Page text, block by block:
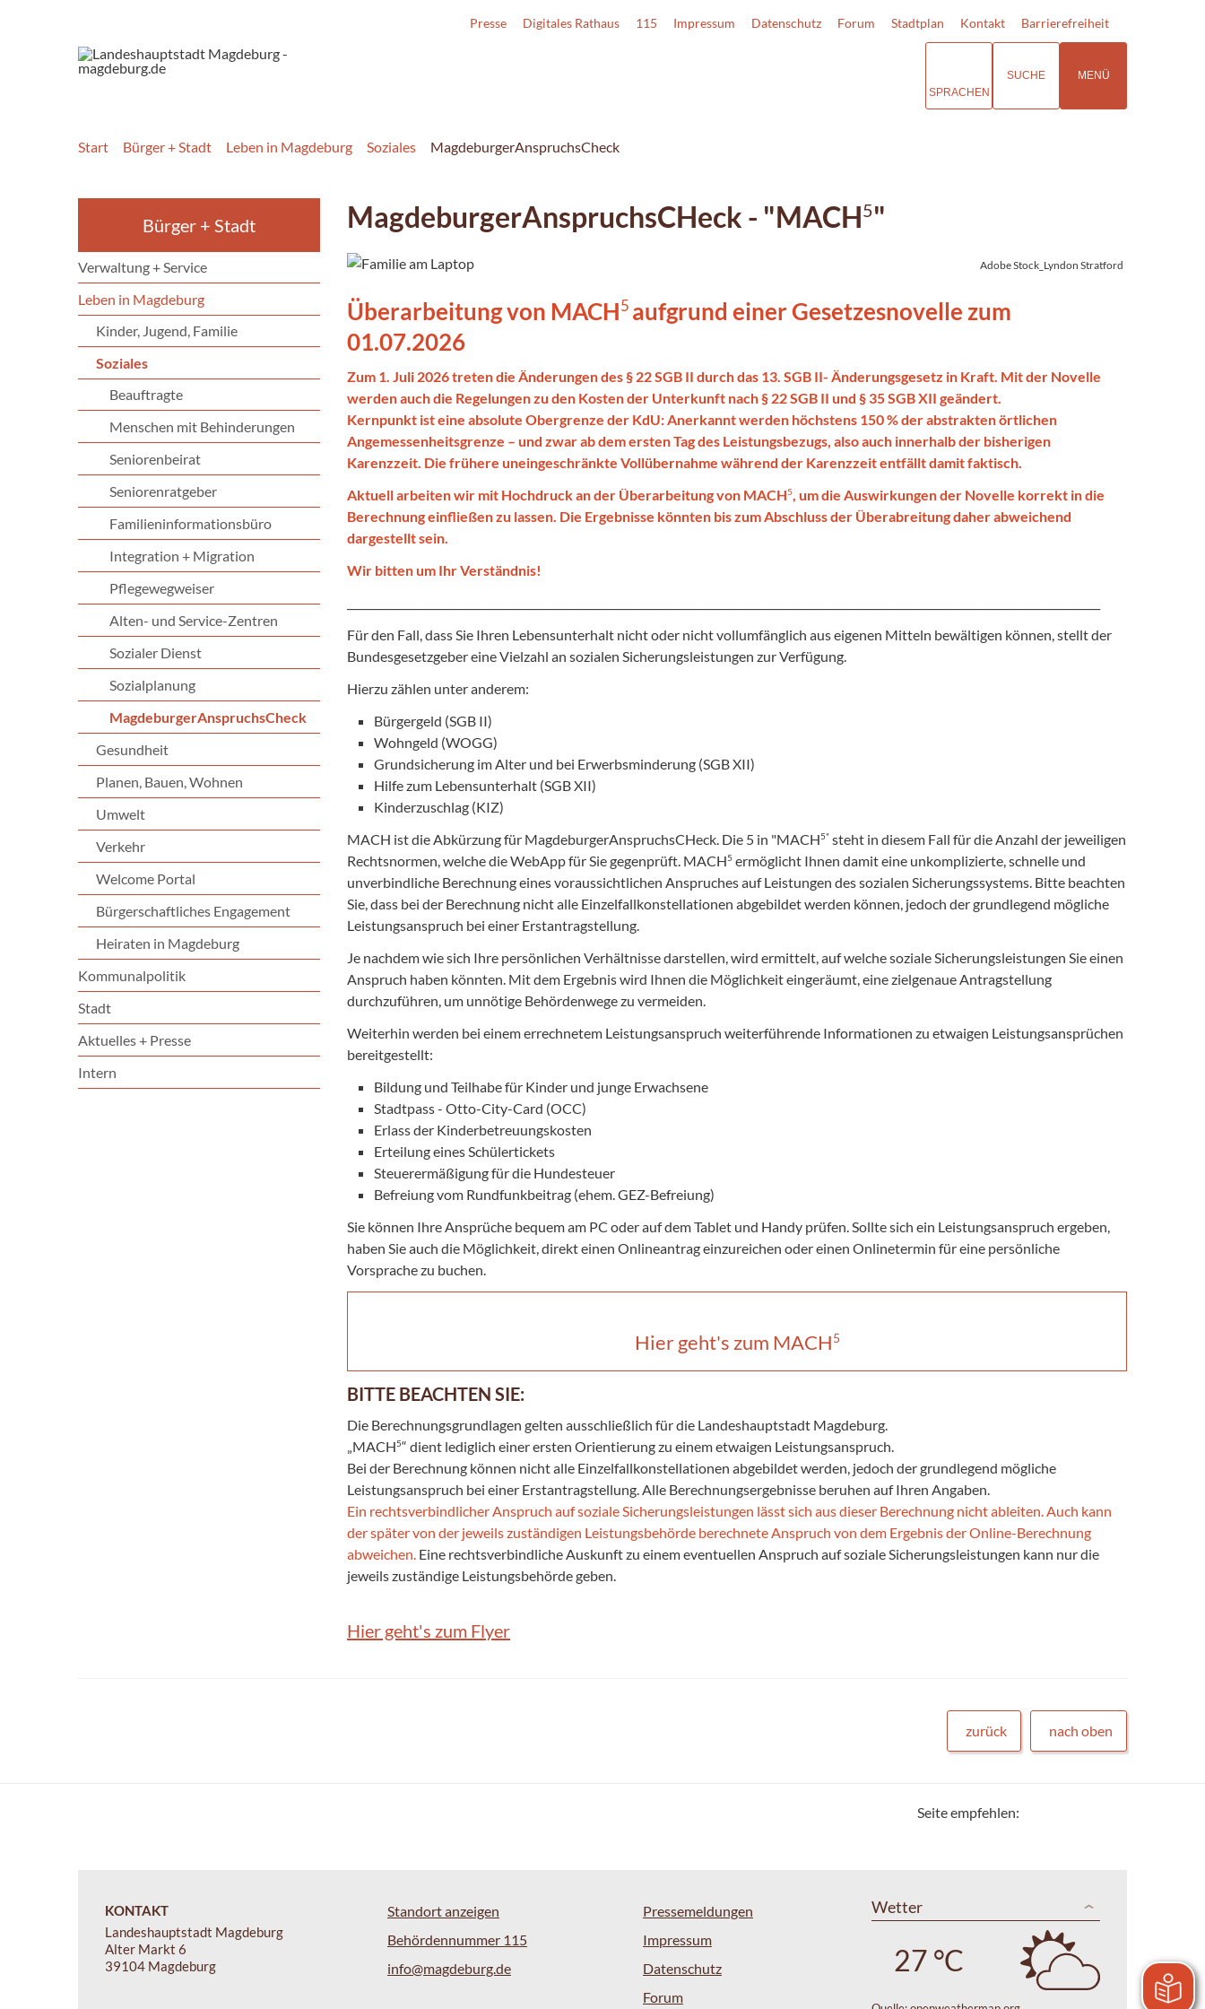
Presse Digitales Rathaus 115 Impressum Datenschutz Forum Stadtplan Kontakt Barrierefreiheit
SPRACHEN
SUCHE MENÜ
Start Bürger + Stadt Leben in Magdeburg Soziales MagdeburgerAnspruchsCheck
Bürger + Stadt
Verwaltung + Service
Leben in Magdeburg
Kinder, Jugend, Familie
Soziales
Beauftragte
Menschen mit Behinderungen
Seniorenbeirat
Seniorenratgeber
Familieninformationsbüro
Integration + Migration
Pflegewegweiser
Alten- und Service-Zentren
Sozialer Dienst
Sozialplanung
MagdeburgerAnspruchsCheck
Gesundheit
Planen, Bauen, Wohnen
Umwelt
Verkehr
Welcome Portal
Bürgerschaftliches Engagement
Heiraten in Magdeburg
Kommunalpolitik
Stadt
Aktuelles + Presse
Intern
MagdeburgerAnspruchsCHeck - "MACH5"
Adobe Stock_Lyndon Stratford
Überarbeitung von MACH5 aufgrund einer Gesetzesnovelle zum
01.07.2026
Zum 1. Juli 2026 treten die Änderungen des § 22 SGB II durch das 13. SGB II- Änderungsgesetz in Kraft. Mit der Novelle
werden auch die Regelungen zu den Kosten der Unterkunft nach § 22 SGB II und § 35 SGB XII geändert.
Kernpunkt ist eine absolute Obergrenze der KdU: Anerkannt werden höchstens 150 % der abstrakten örtlichen
Angemessenheitsgrenze – und zwar ab dem ersten Tag des Leistungsbezugs, also auch innerhalb der bisherigen
Karenzzeit. Die frühere uneingeschränkte Vollübernahme während der Karenzzeit entfällt damit faktisch.
Aktuell arbeiten wir mit Hochdruck an der Überarbeitung von MACH5
, um die Auswirkungen der Novelle korrekt in die
Berechnung einfließen zu lassen. Die Ergebnisse könnten bis zum Abschluss der Überabreitung daher abweichend
dargestellt sein.
Wir bitten um Ihr Verständnis!
Für den Fall, dass Sie Ihren Lebensunterhalt nicht oder nicht vollumfänglich aus eigenen Mitteln bewältigen können, stellt der
Bundesgesetzgeber eine Vielzahl an sozialen Sicherungsleistungen zur Verfügung.
Hierzu zählen unter anderem:
Bürgergeld (SGB II)
Wohngeld (WOGG)
Grundsicherung im Alter und bei Erwerbsminderung (SGB XII)
Hilfe zum Lebensunterhalt (SGB XII)
Kinderzuschlag (KIZ)
MACH ist die Abkürzung für MagdeburgerAnspruchsCHeck. Die 5 in "MACH5" steht in diesem Fall für die Anzahl der jeweiligen
Rechtsnormen, welche die WebApp für Sie gegenprüft. MACH5 ermöglicht Ihnen damit eine unkomplizierte, schnelle und
unverbindliche Berechnung eines voraussichtlichen Anspruches auf Leistungen des sozialen Sicherungssystems. Bitte beachten
Sie, dass bei der Berechnung nicht alle Einzelfallkonstellationen abgebildet werden können, jedoch der grundlegend mögliche
Leistungsanspruch bei einer Erstantragstellung.
Je nachdem wie sich Ihre persönlichen Verhältnisse darstellen, wird ermittelt, auf welche soziale Sicherungsleistungen Sie einen
Anspruch haben könnten. Mit dem Ergebnis wird Ihnen die Möglichkeit eingeräumt, eine zielgenaue Antragstellung
durchzuführen, um unnötige Behördenwege zu vermeiden.
Weiterhin werden bei einem errechnetem Leistungsanspruch weiterführende Informationen zu etwaigen Leistungsansprüchen
bereitgestellt:
Bildung und Teilhabe für Kinder und junge Erwachsene
Stadtpass - Otto-City-Card (OCC)
Erlass der Kinderbetreuungskosten
Erteilung eines Schülertickets
Steuerermäßigung für die Hundesteuer
Befreiung vom Rundfunkbeitrag (ehem. GEZ-Befreiung)
Sie können Ihre Ansprüche bequem am PC oder auf dem Tablet und Handy prüfen. Sollte sich ein Leistungsanspruch ergeben,
haben Sie auch die Möglichkeit, direkt einen Onlineantrag einzureichen oder einen Onlinetermin für eine persönliche
Vorsprache zu buchen.
Hier geht's zum MACH5
BITTE BEACHTEN SIE:
Die Berechnungsgrundlagen gelten ausschließlich für die Landeshauptstadt Magdeburg.
„MACH5“ dient lediglich einer ersten Orientierung zu einem etwaigen Leistungsanspruch.
Bei der Berechnung können nicht alle Einzelfallkonstellationen abgebildet werden, jedoch der grundlegend mögliche
Leistungsanspruch bei einer Erstantragstellung. Alle Berechnungsergebnisse beruhen auf Ihren Angaben.
Ein rechtsverbindlicher Anspruch auf soziale Sicherungsleistungen lässt sich aus dieser Berechnung nicht ableiten. Auch kann
der später von der jeweils zuständigen Leistungsbehörde berechnete Anspruch von dem Ergebnis der Online-Berechnung
abweichen. Eine rechtsverbindliche Auskunft zu einem eventuellen Anspruch auf soziale Sicherungsleistungen kann nur die
jeweils zuständige Leistungsbehörde geben.
Hier geht's zum Flyer
zurück nach oben
Seite empfehlen:
KONTAKT
Landeshauptstadt Magdeburg
Alter Markt 6
39104 Magdeburg
Standort anzeigen
Behördennummer 115
info@magdeburg.de
Pressemeldungen
Impressum
Datenschutz
Forum
Wetter
27 °C